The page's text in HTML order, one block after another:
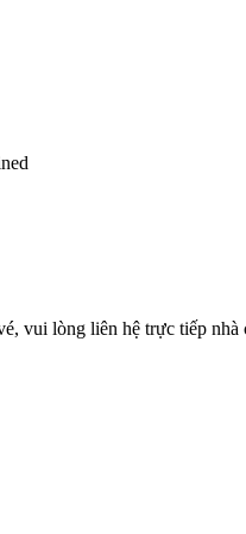
vui lòng liên hệ trực tiếp nhà